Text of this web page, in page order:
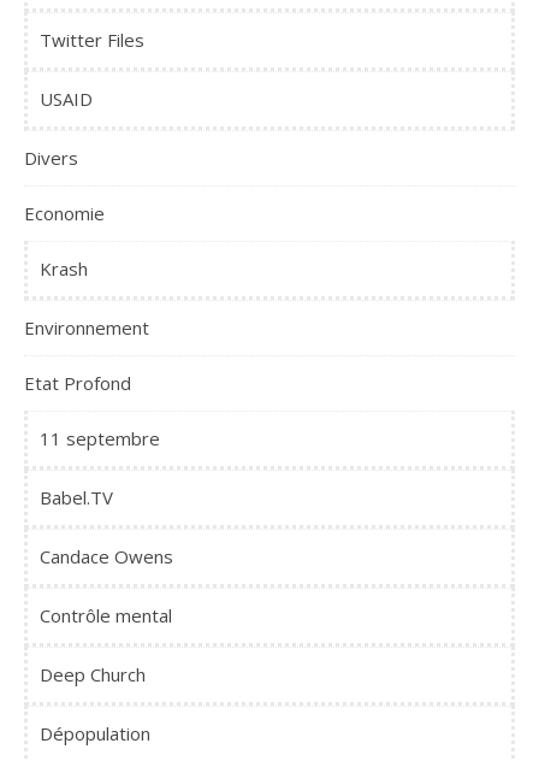
Twitter Files
USAID
Divers
Economie
Krash
Environnement
Etat Profond
11 septembre
Babel.TV
Candace Owens
Contrôle mental
Deep Church
Dépopulation